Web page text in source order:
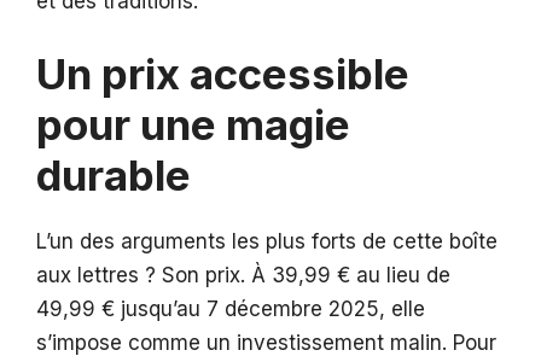
Un prix accessible
pour une magie
durable
L’un des arguments les plus forts de cette boîte
aux lettres ? Son prix. À 39,99 € au lieu de
49,99 € jusqu’au 7 décembre 2025, elle
s’impose comme un investissement malin. Pour